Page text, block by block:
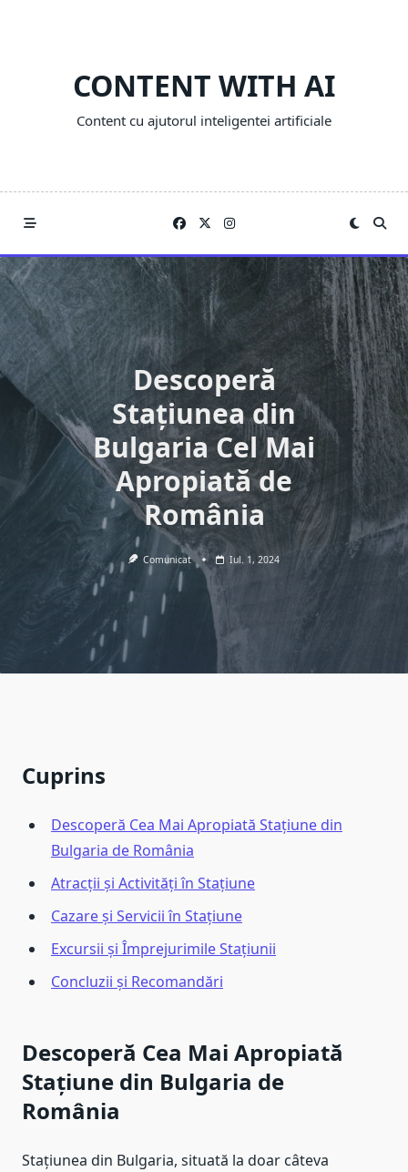
CONTENT WITH AI
Content cu ajutorul inteligentei artificiale
Descoperă
Stațiunea din
Bulgaria Cel Mai
Apropiată de
România
Comunicat Iul. 1, 2024
Cuprins
Descoperă Cea Mai Apropiată Stațiune din
Bulgaria de România
Atracții și Activități în Stațiune
Cazare și Servicii în Stațiune
Excursii și Împrejurimile Stațiunii
Concluzii și Recomandări
Descoperă Cea Mai Apropiată
Stațiune din Bulgaria de
România
Stațiunea din Bulgaria, situată la doar câteva